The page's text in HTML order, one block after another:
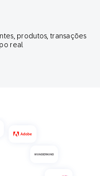
produtos, transações
real